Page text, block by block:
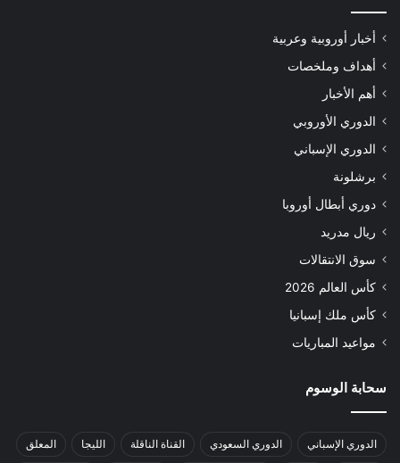
أخبار أوروبية وعربية
أهداف وملخصات
أهم الأخبار
الدوري الأوروبي
الدوري الإسباني
برشلونة
دوري أبطال أوروبا
ريال مدريد
سوق الانتقالات
كأس العالم 2026
كأس ملك إسبانيا
مواعيد المباريات
سحابة الوسوم
الدوري الإسباني الدوري السعودي القناة الناقلة الليجا المعلق